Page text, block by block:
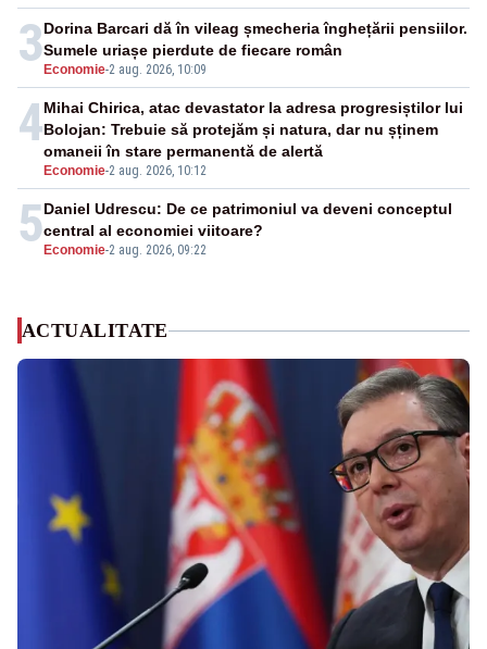
3 Economie-2 aug. 2026, 10:09
Dorina Barcari dă în vileag șmecheria înghețării pensiilor.
Sumele uriașe pierdute de fiecare român
4
Economie-2 aug. 2026, 10:12
Mihai Chirica, atac devastator la adresa progresiștilor lui
Bolojan: Trebuie să protejăm și natura, dar nu șținem
omaneii în stare permanentă de alertă
5 Economie-2 aug. 2026, 09:22
Daniel Udrescu: De ce patrimoniul va deveni conceptul
central al economiei viitoare?
ACTUALITATE